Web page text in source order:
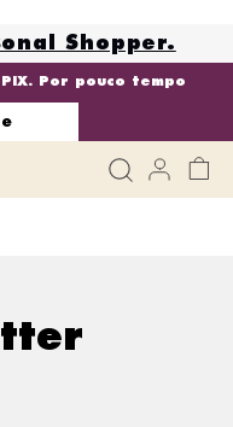
Shopper.
Por pouco tempo